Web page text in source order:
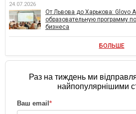
24.07.2026
От Львова до Харькова: Glovo
образовательную программу
бизнеса
БОЛЬШЕ
Раз на тиждень ми
найпопулярнішими
Ваш email *